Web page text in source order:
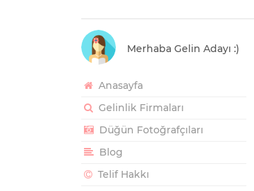
Merhaba Gelin Adayı :)
Anasayfa
Gelinlik Firmaları
Düğün Fotoğrafçıları
Blog
Telif Hakkı